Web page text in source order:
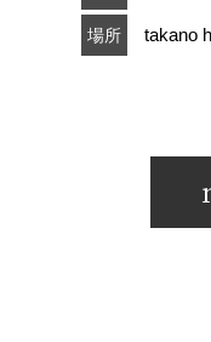
場所 takano